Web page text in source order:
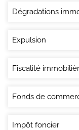
Dégradations
Expulsion
Fiscalité
Fonds de
Impôt foncier